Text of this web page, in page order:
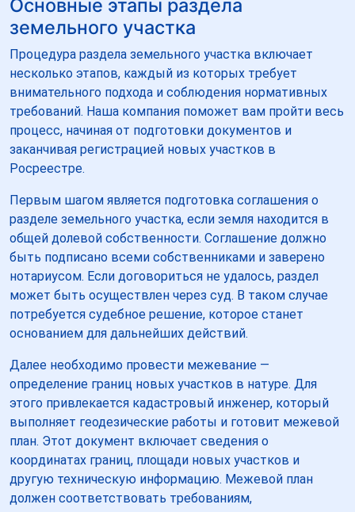
Основные этапы раздела
земельного участка
Процедура раздела земельного участка включает
несколько этапов, каждый из которых требует
внимательного подхода и соблюдения нормативных
требований. Наша компания поможет вам пройти весь
процесс, начиная от подготовки документов и
заканчивая регистрацией новых участков в
Росреестре.
Первым шагом является подготовка соглашения о
разделе земельного участка, если земля находится в
общей долевой собственности. Соглашение должно
быть подписано всеми собственниками и заверено
нотариусом. Если договориться не удалось, раздел
может быть осуществлен через суд. В таком случае
потребуется судебное решение, которое станет
основанием для дальнейших действий.
Далее необходимо провести межевание —
определение границ новых участков в натуре. Для
этого привлекается кадастровый инженер, который
выполняет геодезические работы и готовит межевой
план. Этот документ включает сведения о
координатах границ, площади новых участков и
другую техническую информацию. Межевой план
должен соответствовать требованиям,